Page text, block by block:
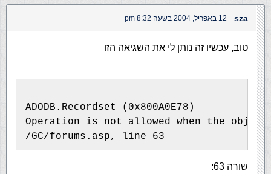
sza 12 באפריל, 2004 בשעה 8:32 pm
טוב, עכשיו זה נותן לי את השגיאה הזו
ADODB.Recordset (0x800A0E78)
Operation is not allowed when the
/GC/forums.asp, line 63
שורה 63: